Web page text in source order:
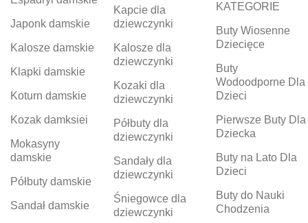
Japonk damskie
Kalosze damskie
Klapki damskie
Koturn damskie
Kozak damksiei
Mokasyny
damskie
Półbuty damskie
Sandał damskie
Kapcie dla
dziewczynki
Kalosze dla
dziewczynki
Kozaki dla
dziewczynki
Półbuty dla
dziewczynki
Sandały dla
dziewczynki
Śniegowce dla
dziewczynki
KATEGORIE
Buty Wiosenne
Dziecięce
Buty
Wodoodporne Dla
Dzieci
Pierwsze Buty Dla
Dziecka
Buty na Lato Dla
Dzieci
Buty do Nauki
Chodzenia